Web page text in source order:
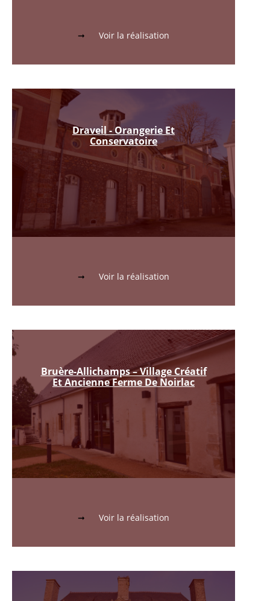
Voir la réalisation
Draveil - Orangerie Et
Conservatoire
Voir la réalisation
Bruère-Allichamps – Village Créatif
Et Ancienne Ferme De Noirlac
Voir la réalisation